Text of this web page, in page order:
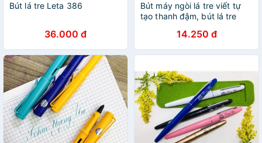
Bút lá tre Leta 386
36.000 đ
Bút máy ngòi lá tre viết tự
tạo thanh đậm, bút lá tre
14.250 đ